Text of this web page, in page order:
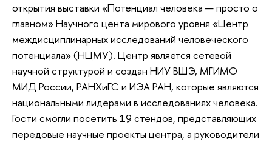
открытия выставки «Потенциал человека — просто о
главном» Научного цента мирового уровня «Центр
междисциплинарных исследований человеческого
потенциала» (НЦМУ). Центр является сетевой
научной структурой и создан НИУ ВШЭ, МГИМО
МИД России, РАНХиГС и ИЭА РАН, которые являются
национальными лидерами в исследованиях человека.
Гости смогли посетить 19 стендов, представляющих
передовые научные проекты центра, а руководители